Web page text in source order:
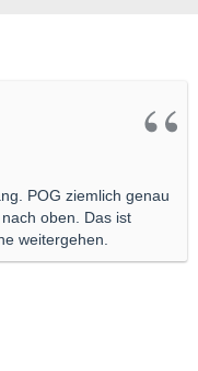
POG ziemlich genau
oben. Das ist
weitergehen.